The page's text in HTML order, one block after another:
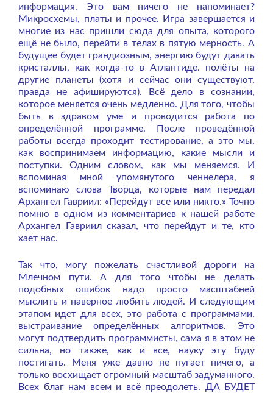
информация. Это вам ничего не напоминает?
Микросхемы, платы и прочее. Игра завершается и
многие из нас пришли сюда для опыта, которого
ещё не было, перейти в телах в пятую мерность. А
будущее будет грандиозным, энергию будут давать
кристаллы, как когда-то в Атлантиде. полёты на
другие планеты (хотя и сейчас они существуют,
правда не афишируются). Всё дело в сознании,
которое меняется очень медленно. Для того, чтобы
быть в здравом уме и проводится работа по
определённой программе. После проведённой
работы всегда проходит тестирование, а это мы,
как воспринимаем информацию, какие мысли и
поступки. Одним словом, как мы меняемся. И
вспоминая мной упомянутого ченнелера, я
вспоминаю слова Творца, которые нам передал
Архангел Гавриил: «Перейдут все или никто.» Точно
помню в одном из комментариев к нашей работе
Архангел Гавриил сказал, что перейдут и те, кто
хает нас.
Так что, могу пожелать счастливой дороги на
Млечном пути. А для того чтобы не делать
подобных ошибок надо просто масштабней
мыслить и наверное любить людей. И следующим
этапом идет для всех, это работа с программами,
выстраивание определённых алгоритмов. Это
могут подтвердить программисты, сама я в этом не
сильна, но также, как и все, науку эту буду
постигать. Меня уже давно не пугает ничего, а
только восхищает огромный масштаб задуманного.
Всех благ нам всем и всё преодолеть. ДА БУДЕТ